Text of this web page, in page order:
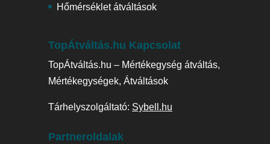
Hőmérséklet átváltások
TopÁtváltás.hu Kapcsolat
TopÁtváltás.hu – Mértékegység átváltás,
Mértékegységek, Átváltások
Tárhelyszolgáltató: Sybell.hu
Partneroldalak